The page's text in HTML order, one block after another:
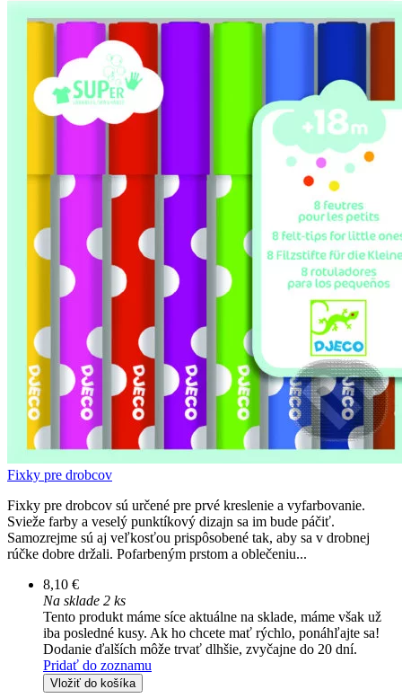
Fixky pre drobcov
Fixky pre drobcov sú určené pre prvé kreslenie a vyfarbovanie.
Svieže farby a veselý punktíkový dizajn sa im bude páčiť.
Samozrejme sú aj veľkosťou prispôsobené tak, aby sa v drobnej
rúčke dobre držali. Pofarbeným prstom a oblečeniu...
8,10 €
Na sklade 2 ks
Tento produkt máme síce aktuálne na sklade, máme však už
iba posledné kusy. Ak ho chcete mať rýchlo, ponáhľajte sa!
Dodanie ďalších môže trvať dlhšie, zvyčajne do 20 dní.
Pridať do zoznamu
Vložiť do košíka